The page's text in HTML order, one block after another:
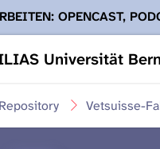
Universität Bern
OPENCAST,
Opencast-Videos und
Vetsuisse-
Repository